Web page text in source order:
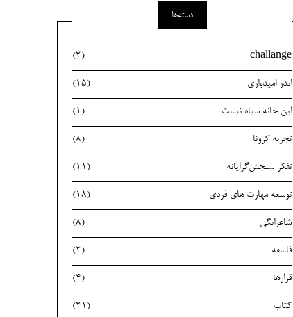
دسته‌ها
challange
(2)
اندر امیدواری (15)
این خانه سیاه نیست (1)
تجربه کرونا (8)
تفکر سنجش‌گرایانه (11)
توسعه مهارت های فردی (18)
شاعرانگی (8)
فلسفه (2)
قرارها (4)
کتاب (21)